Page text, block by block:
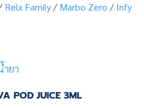
Relx Family / Marbo Zero / Infy
ยา
POD JUICE 3ML